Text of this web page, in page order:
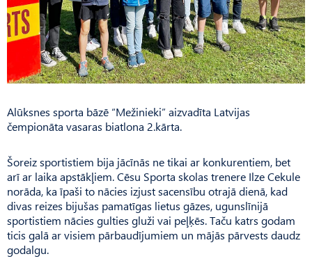
Alūksnes sporta bāzē “Mežinieki” aizvadīta Latvijas
čempionāta vasaras biatlona 2.kārta.
Šoreiz sportistiem bija jācīnās ne tikai ar konkurentiem, bet
arī ar laika apstākļiem. Cēsu Sporta skolas trenere Ilze Cekule
norāda, ka īpaši to nācies izjust sacensību otrajā dienā, kad
divas reizes bijušas pamatīgas lietus gāzes, ugunslīnijā
sportistiem nācies gulties gluži vai peļķēs. Taču katrs godam
ticis galā ar visiem pārbaudījumiem un mājās pārvests daudz
godalgu.